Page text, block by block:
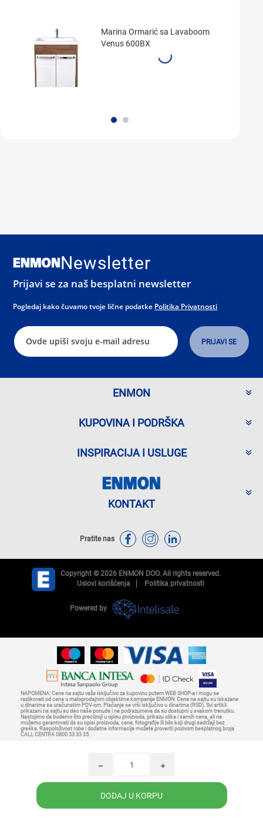
i
h
Marina Ormarić sa Lavaboom
Venus 600BX
Newsletter
Prijavi se za naš besplatni newsletter
Pogledaj kako čuvamo tvoje lične podatke Politika Privatnosti
ENMON
KUPOVINA I PODRŠKA
INSPIRACIJA I USLUGE
KONTAKT
Pratite nas
Copyright © 2026 ENMON DOO. All rights reserved.
Uslovi korišćenja
Politika privatnosti
Powered by
NAPOMENA: Cene na sajtu važe isključivo za kupovinu putem WEB SHOP-a i mogu se
razlikovati od cena u maloprodajnim objektima kompanije ENMON. Cene na sajtu su iskazane
u dinarima sa uračunatim PDV-om. Plaćanje se vrši isključivo u dinarima (RSD). Svi artikli
prikazani na sajtu su deo naše ponude i ne podrazumeva da su dostupni u svakom trenutku.
Nastojimo da budemo što precizniji u opisu proizvoda, prikazu slika i samih cena, ali ne
možemo garantovati da su opisi proizvoda, cene, fotografije ili bilo koji drugi sadržaji bez
greške. Raspoloživost robe i dodatne informacije možete proveriti pozivom besplatnog broja
CALL CENTRA 0800 33 33 35.